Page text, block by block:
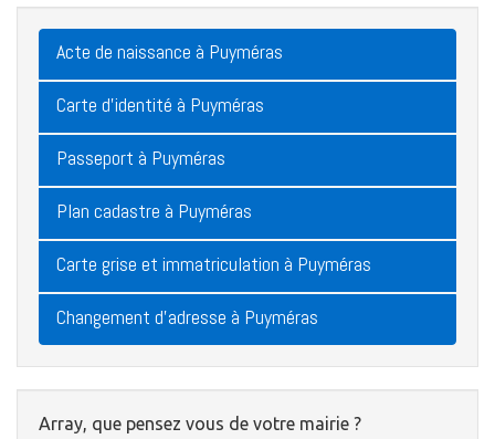
Acte de naissance à Puyméras
Carte d'identité à Puyméras
Passeport à Puyméras
Plan cadastre à Puyméras
Carte grise et immatriculation à Puyméras
Changement d'adresse à Puyméras
Array, que pensez vous de votre mairie ?